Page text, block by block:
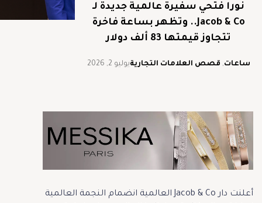
نورا فتحي سفيرة عالمية جديدة لـ
Jacob & Co.. وتظهر بساعة فاخرة
تتجاوز قيمتها 83 ألف دولار
ساعات,قصص العلامات التجاريةيوليو 2, 2026
أعلنت دار Jacob & Co العالمية انضمام النجمة العالمية